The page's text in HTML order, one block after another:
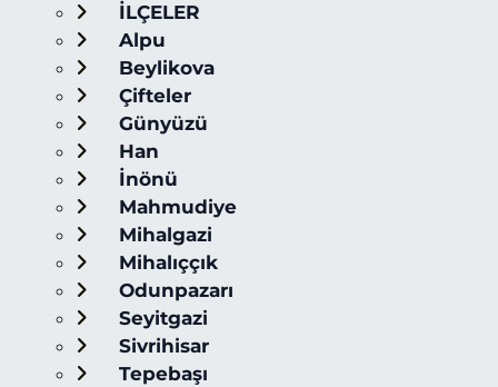
İLÇELER
Alpu
Beylikova
Çifteler
Günyüzü
Han
İnönü
Mahmudiye
Mihalgazi
Mihalıççık
Odunpazarı
Seyitgazi
Sivrihisar
Tepebaşı